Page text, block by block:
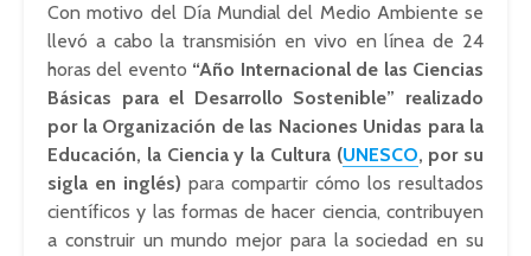
Con motivo del Día Mundial del Medio Ambiente se
llevó a cabo la transmisión en vivo en línea de 24
horas del evento “Año Internacional de las Ciencias
Básicas para el Desarrollo Sostenible” realizado
por la Organización de las Naciones Unidas para la
Educación, la Ciencia y la Cultura (UNESCO, por su
sigla en inglés) para compartir cómo los resultados
científicos y las formas de hacer ciencia, contribuyen
a construir un mundo mejor para la sociedad en su